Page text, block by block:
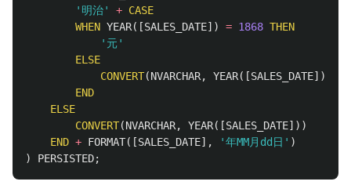
'明治'
+ CASE
WHEN YEAR([SALES_DATE]) = 1868 THEN
'元'
ELSE
CONVERT(NVARCHAR, YEAR([SALES_DATE])
END
ELSE
CONVERT(NVARCHAR, YEAR([SALES_DATE]))
END + FORMAT([SALES_DATE], '年MM月dd日' )
)
PERSISTED;